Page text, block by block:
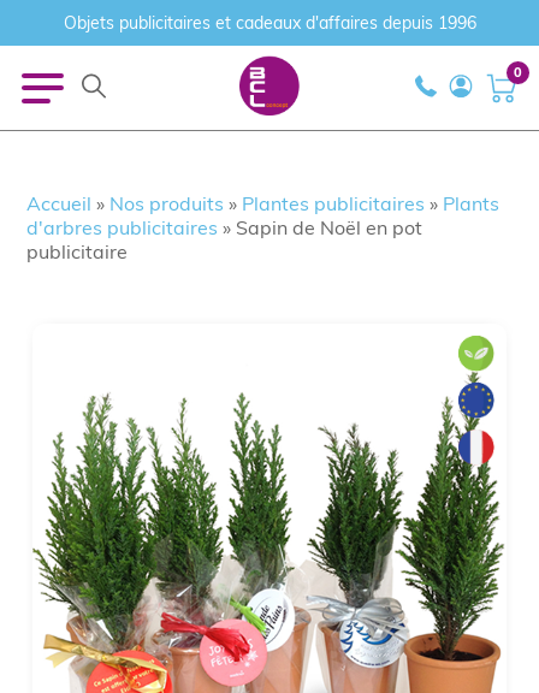
Objets publicitaires et cadeaux d'affaires depuis 1996
0
Accueil » Nos produits » Plantes publicitaires » Plants
d'arbres publicitaires » Sapin de Noël en pot
publicitaire